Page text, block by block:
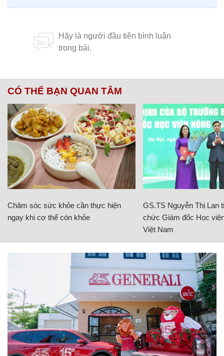
CÓ THỂ BẠN QUAN TÂM
Chăm sóc sức khỏe cần thực hiện
ngay khi cơ thể còn khỏe
GS.TS Nguyễn Thị Lan
chức Giám đốc Học
Việt Nam